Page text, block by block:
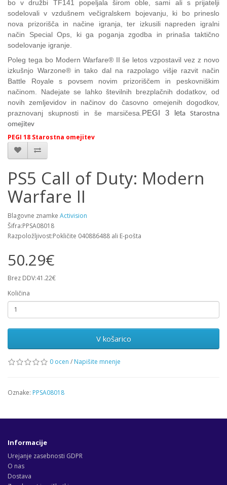
bo v družbi TF141 popeljala širom oble, sami ali s prijatelji
sodelovali v vzdušnem večigralskem bojevanju, ki bo prineslo
nova prizorišča in načine igranja, ter izkusili napreden igralni
način Special Ops, ki ga poganja zgodba in prinaša taktično
sodelovanje igranje.
Poleg tega bo Modern Warfare® II še letos vzpostavil vez z novo
izkušnjo Warzone® in tako dal na razpolago višje razvit način
Battle Royale s povsem novim prizoriščem in peskovniškim
načinom. Nadejate se lahko številnih brezplačnih dodatkov, od
novih zemljevidov in načinov do časovno omejenih dogodkov,
praznovanj skupnosti in še marsičesa. PEGI 3 leta Starostna
omejitev
PEGI 18 Starostna omejitev
PS5 Call of Duty: Modern
Warfare II
Blagovne znamke Activision
Šifra:PPSA08018
Razpoložljivost:Pokličite 040886488 ali E-pošta
50.29€
Brez DDV:41.22€
Količina
V košarico
0 ocen / Napišite mnenje
Oznake: PPSA08018
Informacije
Urejanje zasebnosti GDPR
O nas
Dostava